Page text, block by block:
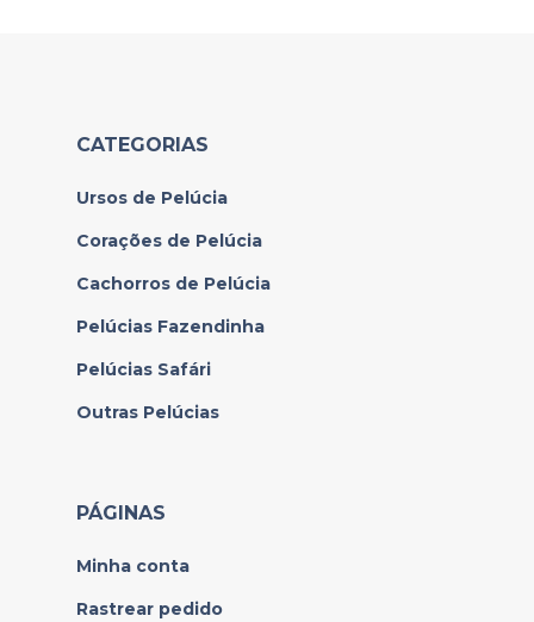
CATEGORIAS
Ursos de Pelúcia
Corações de Pelúcia
Cachorros de Pelúcia
Pelúcias Fazendinha
Pelúcias Safári
Outras Pelúcias
PÁGINAS
Minha conta
Rastrear pedido